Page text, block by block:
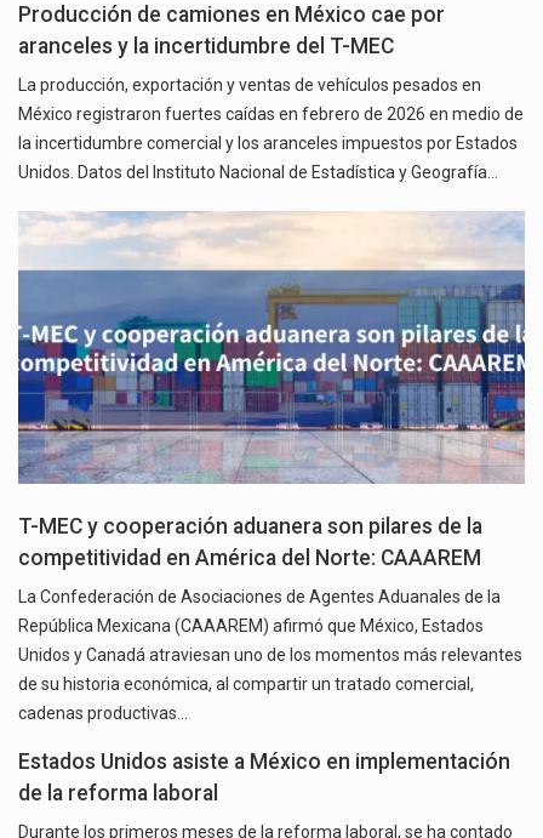
Producción de camiones en México cae por
aranceles y la incertidumbre del T-MEC
La producción, exportación y ventas de vehículos pesados en
México registraron fuertes caídas en febrero de 2026 en medio de
la incertidumbre comercial y los aranceles impuestos por Estados
Unidos. Datos del Instituto Nacional de Estadística y Geografía…
T-MEC y cooperación aduanera son pilares de la
competitividad en América del Norte: CAAAREM
La Confederación de Asociaciones de Agentes Aduanales de la
República Mexicana (CAAAREM) afirmó que México, Estados
Unidos y Canadá atraviesan uno de los momentos más relevantes
de su historia económica, al compartir un tratado comercial,
cadenas productivas…
Estados Unidos asiste a México en implementación
de la reforma laboral
Durante los primeros meses de la reforma laboral, se ha contado